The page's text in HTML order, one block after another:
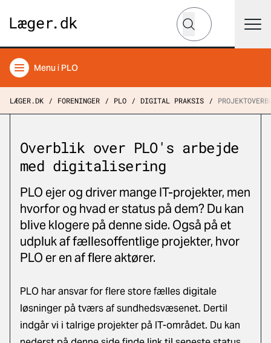
Hvad leder du efter?
Søg
Menu i PLO
LÆGER.DK FORENINGER PLO DIGITAL PRAKSIS
Overblik over PLO's arbejde
med digitalisering
PLO ejer og driver mange IT-projekter, men
hvorfor og hvad er status på dem? Du kan
blive klogere på denne side. Også på et
udpluk af fællesoffentlige projekter, hvor
PLO er en af flere aktører.
PLO har ansvar for flere store fælles digitale
løsninger på tværs af sundhedsvæsenet. Dertil
indgår vi i talrige projekter på IT-området. Du kan